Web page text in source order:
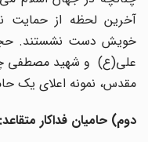
آخرین لحظه از حمایت
خویش دست نشستند.
علی(ع) و شهید مصطفی
مقدس، نمونه اعلای یک
دوم) حامیان فداکار متقاعد: